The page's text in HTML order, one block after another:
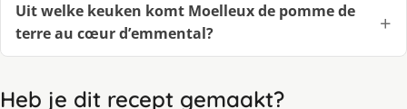
Uit welke keuken komt Moelleux de pomme de
terre au cœur d’emmental?
Heb je dit recept gemaakt?